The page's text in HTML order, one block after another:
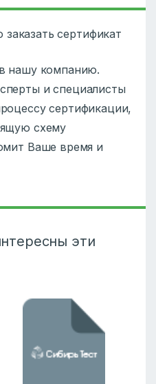
сертификат
нашу компанию.
и специалисты
сертификации,
схему
Ваше время и
эти